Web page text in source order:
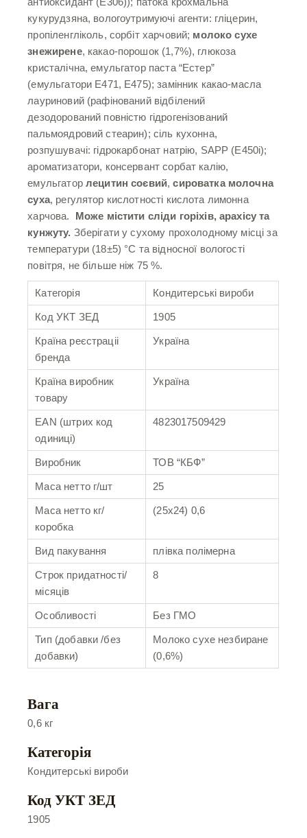
кукурудзяна, вологоутримуючі агенти: гліцерин,
пропіленгліколь, сорбіт харчовий; молоко сухе
знежирене, какао-порошок (1,7%), глюкоза
кристалічна, емульгатор паста “Естер”
(емульгатори Е471, Е475); замінник какао-масла
лауриновий (рафінований відбілений
дезодорований повністю гідрогенізований
пальмоядровий стеарин); сіль кухонна,
розпушувачі: гідрокарбонат натрію, SAPP (Е450і);
ароматизатори, консервант сорбат калію,
емульгатор лецитин соєвий,сироватка молочна
суха, регулятор кислотності кислота лимонна
харчова. Може містити сліди горіхів, арахісу та
кунжуту. Зберігати у сухому прохолодному місці за
температури (18±5) °С та відносної вологості
повітря, не більше ніж 75 %.
Категорія Кондитерські вироби
Код УКТ ЗЕД 1905
Країна реєстраціі
бренда
Україна
Країна виробник
товару
Україна
EAN (штрих код
одиниці)
4823017509429
Виробник ТОВ “КБФ”
Маса нетто г/шт 25
Маса нетто кг/
коробка
(25х24) 0,6
Вид пакування плівка полімерна
Строк придатності/
місяців
8
Особливості Без ГМО
Тип (добавки /без
добавки)
Молоко сухе незбиране
(0,6%)
Вага
0,6 кг
Категорія
Кондитерські вироби
Код УКТ ЗЕД
1905